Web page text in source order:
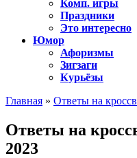
Комп. игры
Праздники
Это интересно
Юмор
Афоризмы
Зигзаги
Курьёзы
Главная » Ответы на
Ответы на
2023